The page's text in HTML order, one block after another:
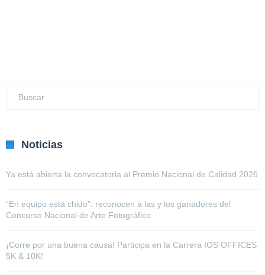
Noticias
Ya está abierta la convocatoria al Premio Nacional de Calidad 2026
“En equipo está chido”: reconocen a las y los ganadores del
Concurso Nacional de Arte Fotográfico
¡Corre por una buena causa! Participa en la Carrera IOS OFFICES
5K & 10K!